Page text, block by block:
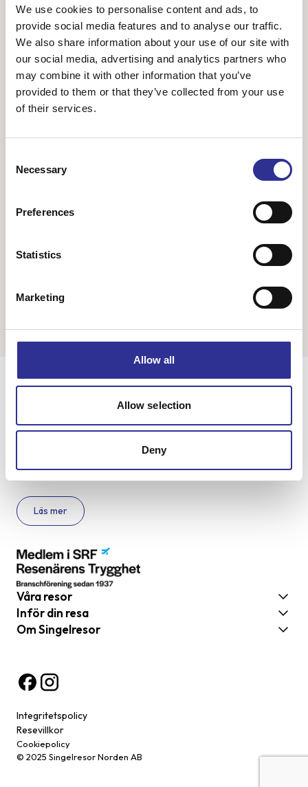
We use cookies to personalise content and ads, to
provide social media features and to analyse our traffic.
We also share information about your use of our site with
our social media, advertising and analytics partners who
may combine it with other information that you’ve
provided to them or that they’ve collected from your use
of their services.
Selection
Necessary
Preferences
Statistics
Marketing
Allow all
Allow selection
Deny
Upptäck Malta över jul
av kultur. Vi besöker många spännande och vackra platser
som till exempel huvudstaden Valletta, den gamla staden
Från18 700 kr
Singelresor – för dig som vill resa tillsammans med andra
singelresenärer – oavsett civilstånd. Vi har funnits sedan 2004.
Läs mer
Våra resor
Inför din resa
Om Singelresor
Integritetspolicy
Resevillkor
Cookiepolicy
© 2025 Singelresor Norden AB